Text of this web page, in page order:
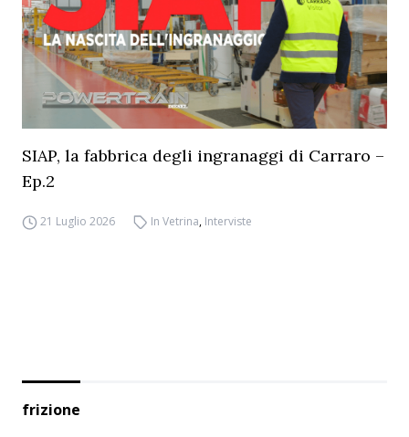
SIAP, la fabbrica degli ingranaggi di Carraro –
Ep.2
21 Luglio 2026 In Vetrina, Interviste
frizione